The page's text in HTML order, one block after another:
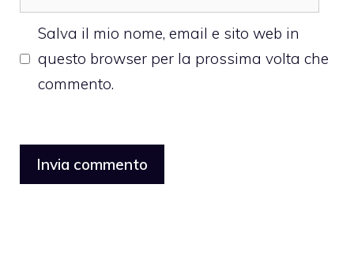
web
Salva il mio nome, email e sito web in
questo browser per la prossima volta che
commento.